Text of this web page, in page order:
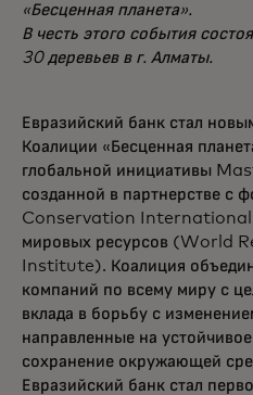
«Бесценная планета».
В честь этого события
30 деревьев в г. Алматы.
Евразийский банк стал
Коалиции «Бесценная
глобальной инициативы
созданной в партнерстве с
Conservation International
мировых ресурсов (World
Institute). Коалиция
компаний по всему миру с
вклада в борьбу с
направленные на
сохранение окружающей
Евразийский банк стал